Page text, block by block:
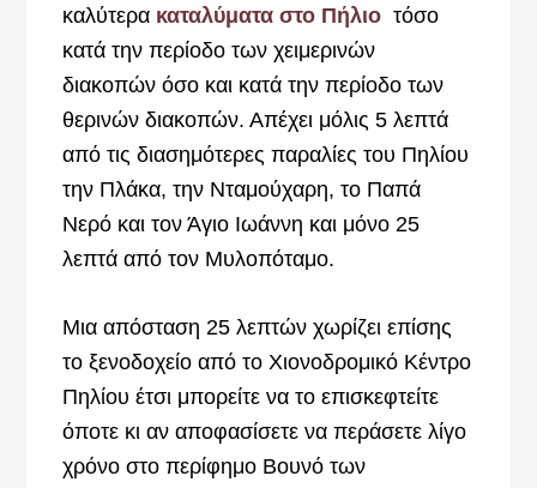
καλύτερα καταλύματα στο Πήλιο τόσο
κατά την περίοδο των χειμερινών
διακοπών όσο και κατά την περίοδο των
θερινών διακοπών. Απέχει μόλις 5 λεπτά
από τις διασημότερες παραλίες του Πηλίου
την Πλάκα, την Νταμούχαρη, το Παπά
Νερό και τον Άγιο Ιωάννη και μόνο 25
λεπτά από τον Μυλοπόταμο.
Μια απόσταση 25 λεπτών χωρίζει επίσης
το ξενοδοχείο από το Χιονοδρομικό Κέντρο
Πηλίου έτσι μπορείτε να το επισκεφτείτε
όποτε κι αν αποφασίσετε να περάσετε λίγο
χρόνο στο περίφημο Βουνό των